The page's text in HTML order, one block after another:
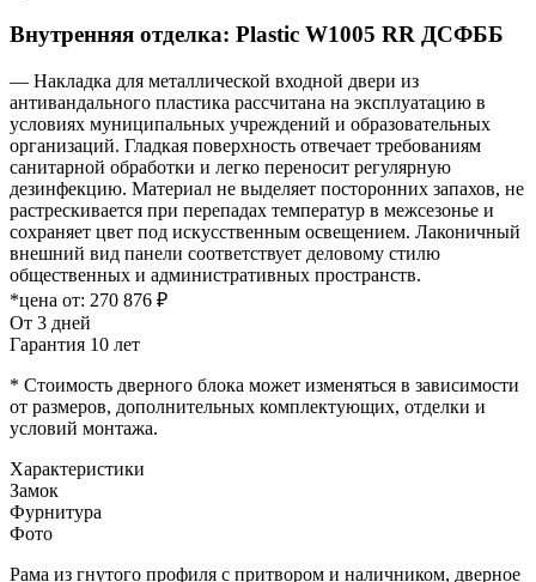
Внутренняя отделка: Plastic W1005 RR ДСФББ
— Накладка для металлической входной двери из
антивандального пластика рассчитана на эксплуатацию в
условиях муниципальных учреждений и образовательных
организаций. Гладкая поверхность отвечает требованиям
санитарной обработки и легко переносит регулярную
дезинфекцию. Материал не выделяет посторонних запахов, не
растрескивается при перепадах температур в межсезонье и
сохраняет цвет под искусственным освещением. Лаконичный
внешний вид панели соответствует деловому стилю
общественных и административных пространств.
*цена от: 270 876 ₽
От 3 дней
Гарантия 10 лет
* Стоимость дверного блока может изменяться в зависимости
от размеров, дополнительных комплектующих, отделки и
условий монтажа.
Характеристики
Замок
Фурнитура
Фото
Рама из гнутого профиля с притвором и наличником, дверное